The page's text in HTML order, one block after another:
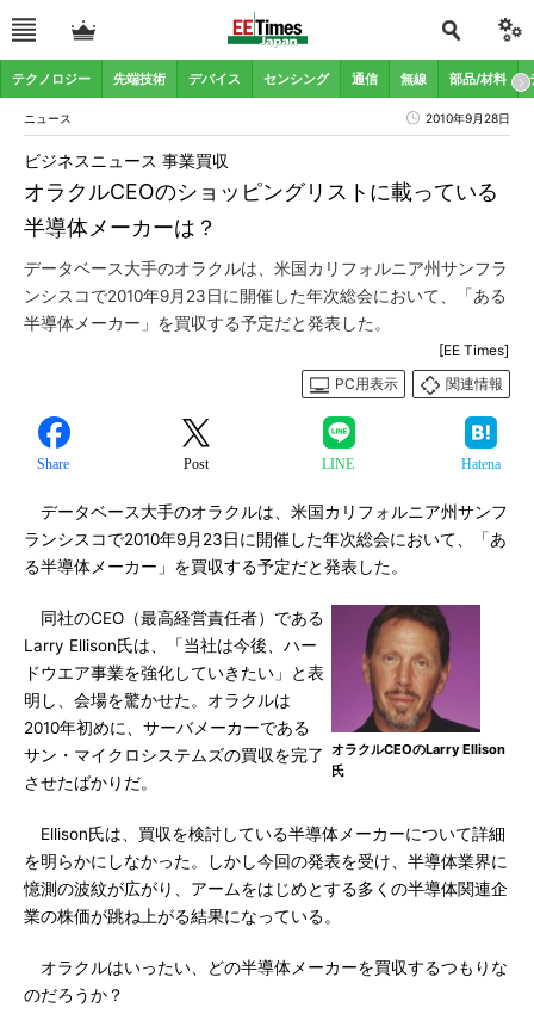
テクノロジー 先端技術 デバイス センシング 通信 無線 部品/材料
ニュース 2010年9月28日
オラクルCEOのショッピングリストに載っている
半導体メーカーは？
ビジネスニュース 事業買収
データベース大手のオラクルは、米国カリフォルニア州サンフラ
ンシスコで2010年9月23日に開催した年次総会において、「ある
半導体メーカー」を買収する予定だと発表した。
[EE Times]
PC用表示
関連情報
Share Post LINE Hatena
データベース大手のオラクルは、米国カリフォルニア州サンフ
ランシスコで2010年9月23日に開催した年次総会において、「あ
る半導体メーカー」を買収する予定だと発表した。
オラクルCEOのLarry Ellison
氏
同社のCEO（最高経営責任者）である
Larry Ellison氏は、「当社は今後、ハー
ドウエア事業を強化していきたい」と表
明し、会場を驚かせた。オラクルは
2010年初めに、サーバメーカーである
サン・マイクロシステムズの買収を完了
させたばかりだ。
Ellison氏は、買収を検討している半導体メーカーについて詳細
を明らかにしなかった。しかし今回の発表を受け、半導体業界に
憶測の波紋が広がり、アームをはじめとする多くの半導体関連企
業の株価が跳ね上がる結果になっている。
オラクルはいったい、どの半導体メーカーを買収するつもりな
のだろうか？